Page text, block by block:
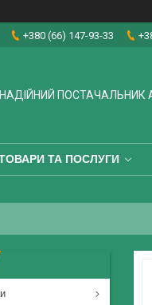
+380 (66) 147-93-33
НАДІЙНИЙ ПОСТАЧАЛЬНИК
ТА ПОСЛУГИ